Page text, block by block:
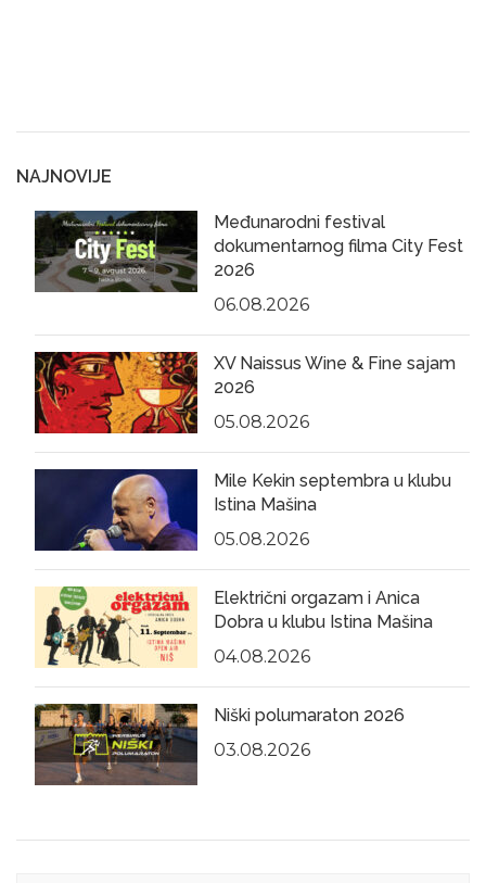
NAJNOVIJE
Međunarodni festival
dokumentarnog filma City Fest
2026
06.08.2026
XV Naissus Wine & Fine sajam
2026
05.08.2026
Mile Kekin septembra u klubu
Istina Mašina
05.08.2026
Električni orgazam i Anica
Dobra u klubu Istina Mašina
04.08.2026
Niški polumaraton 2026
03.08.2026